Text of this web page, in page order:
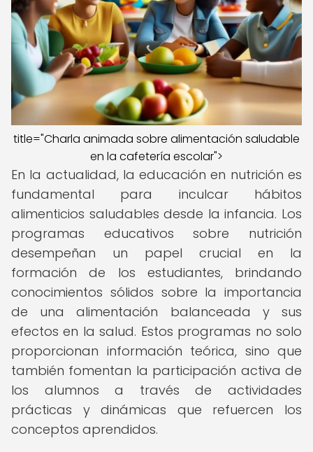
title="Charla animada sobre alimentación saludable
en la cafetería escolar">
En la actualidad, la educación en nutrición es
fundamental para inculcar hábitos
alimenticios saludables desde la infancia. Los
programas educativos sobre nutrición
desempeñan un papel crucial en la
formación de los estudiantes, brindando
conocimientos sólidos sobre la importancia
de una alimentación balanceada y sus
efectos en la salud. Estos programas no solo
proporcionan información teórica, sino que
también fomentan la participación activa de
los alumnos a través de actividades
prácticas y dinámicas que refuercen los
conceptos aprendidos.